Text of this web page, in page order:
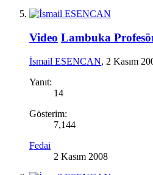
Video Lambuka
İsmail ESENCAN, 2 Kasım
Yanıt:
14
Gösterim:
7,144
Fedai
2 Kasım 2008